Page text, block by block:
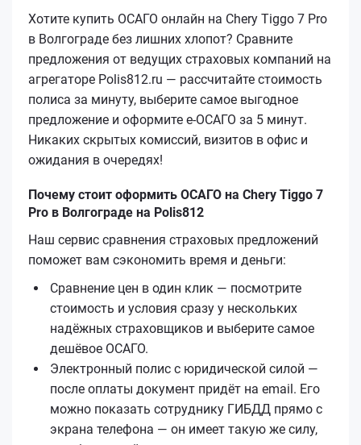
Хотите купить ОСАГО онлайн на Chery Tiggo 7 Pro
в Волгограде без лишних хлопот? Сравните
предложения от ведущих страховых компаний на
агрегаторе Polis812.ru — рассчитайте стоимость
полиса за минуту, выберите самое выгодное
предложение и оформите е‑ОСАГО за 5 минут.
Никаких скрытых комиссий, визитов в офис и
ожидания в очередях!
Почему стоит оформить ОСАГО на Chery Tiggo 7
Pro в Волгограде на Polis812
Наш сервис сравнения страховых предложений
поможет вам сэкономить время и деньги:
Сравнение цен в один клик — посмотрите
стоимость и условия сразу у нескольких
надёжных страховщиков и выберите самое
дешёвое ОСАГО.
Электронный полис с юридической силой —
после оплаты документ придёт на email. Его
можно показать сотруднику ГИБДД прямо с
экрана телефона — он имеет такую же силу,